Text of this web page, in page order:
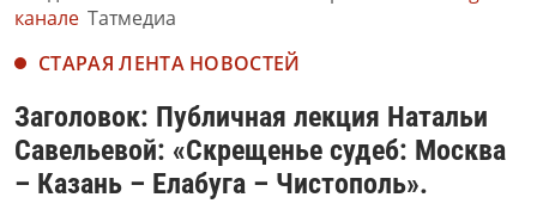
канале Татмедиа
СТАРАЯ ЛЕНТА НОВОСТЕЙ
Заголовок: Публичная лекция Натальи
Савельевой: «Скрещенье судеб: Москва
– Казань – Елабуга – Чистополь».